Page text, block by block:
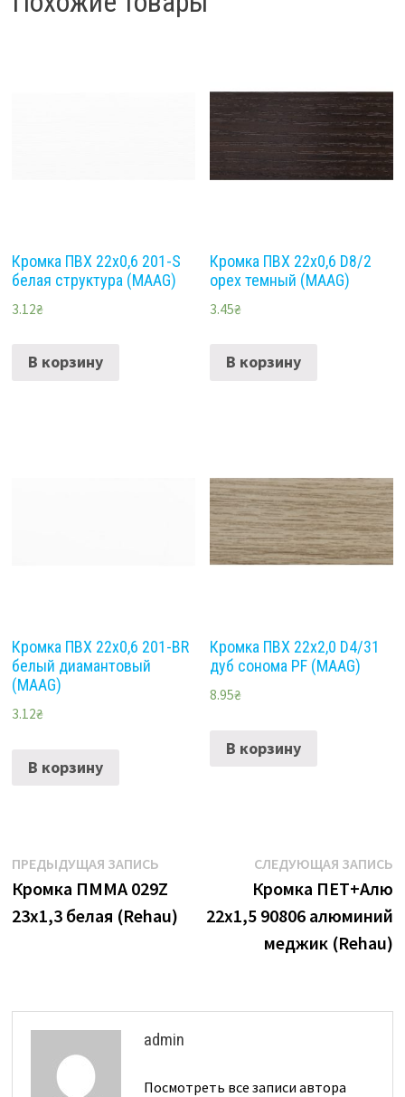
Кромка ПВХ 22х0,6 201-S
белая структура (MAAG)
3.12₴
В корзину
Кромка ПВХ 22х0,6 D8/2
орех темный (MAAG)
3.45₴
В корзину
Кромка ПВХ 22х0,6 201-BR
белый диамантовый
(MAAG)
3.12₴
В корзину
Кромка ПВХ 22х2,0 D4/31
дуб сонома PF (MAAG)
8.95₴
В корзину
Навигация
по
записям
ПРЕДЫДУЩАЯ ЗАПИСЬПредыдущая
запись:
Кромка ПММА 029Z
23х1,3 белая (Rehau)
СЛЕДУЮЩАЯ ЗАПИСЬ
Кромка ПЕТ+Алю
22х1,5 90806 алюминий
меджик (Rehau)
admin
Посмотреть все записи автора